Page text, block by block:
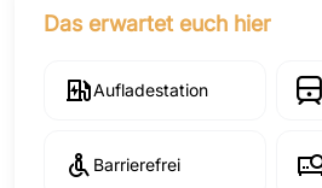
Das erwartet euch hier
Aufladestation
Barrierefrei